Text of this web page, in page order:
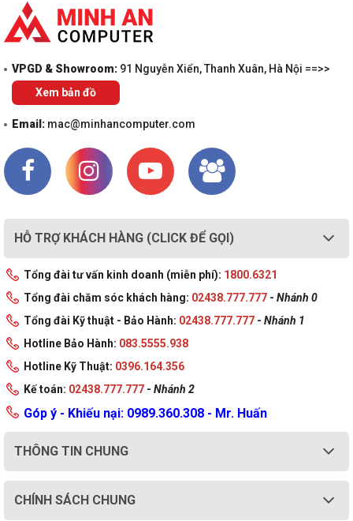
VPGD & Showroom: 91 Nguyễn Xiển, Thanh Xuân, Hà Nội ==>>
Xem bản đồ
Email: mac@minhancomputer.com
HỖ TRỢ KHÁCH HÀNG (CLICK ĐỂ GỌI)
Tổng đài tư vấn kinh doanh (miễn phí): 1800.6321
Tổng đài chăm sóc khách hàng: 02438.777.777 - Nhánh 0
Tổng đài Kỹ thuật - Bảo Hành: 02438.777.777 - Nhánh 1
Hotline Bảo Hành: 083.5555.938
Hotline Kỹ Thuật: 0396.164.356
Kế toán: 02438.777.777 - Nhánh 2
Góp ý - Khiếu nại: 0989.360.308 - Mr. Huấn
THÔNG TIN CHUNG
CHÍNH SÁCH CHUNG